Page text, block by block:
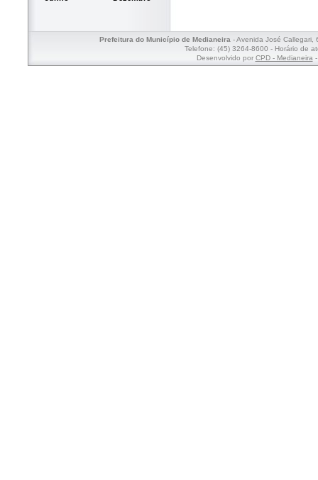
Prefeitura do Município de Medianeira- Avenida José Callegari,
Telefone: (45) 3264-8600 - Horário de
Desenvolvido por CPD - Medianeira-